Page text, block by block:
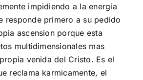
impidiendo a la energia
responde primero a su pedido
ascension porque esta
multidimensionales mas
venida del Cristo. Es el
reclama karmicamente, el